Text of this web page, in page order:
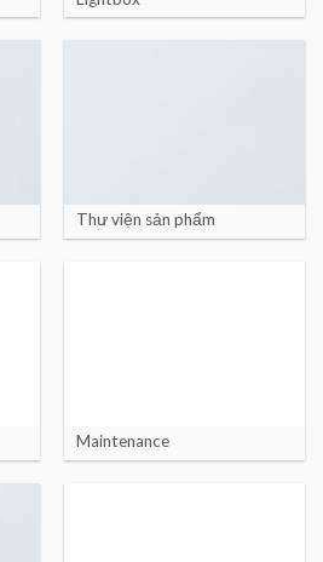
Thư viện sản phẩm
Maintenance